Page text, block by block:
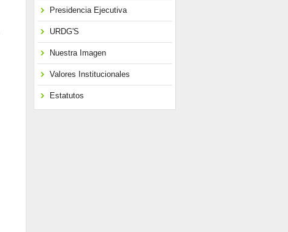
Presidencia Ejecutiva
URDG'S
Nuestra Imagen
Valores Institucionales
Estatutos